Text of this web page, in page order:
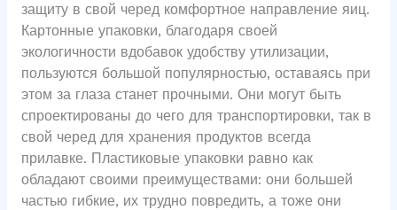
защиту в свой черед комфортное направление яиц.
Картонные упаковки, благодаря своей
экологичности вдобавок удобству утилизации,
пользуются большой популярностью, оставаясь при
этом за глаза станет прочными. Они могут быть
спроектированы до чего для транспортировки, так в
свой черед для хранения продуктов всегда
прилавке. Пластиковые упаковки равно как
обладают своими преимуществами: они большей
частью гибкие, их трудно повредить, а тоже они